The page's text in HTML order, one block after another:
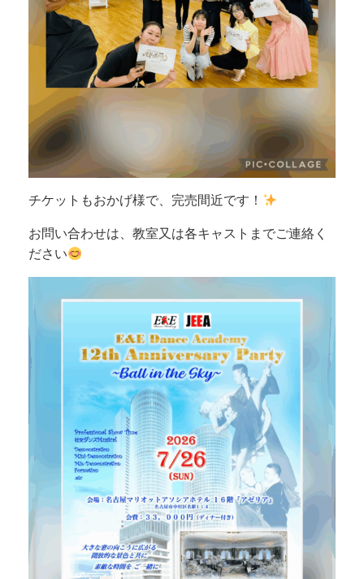
チケットもおかげ様で、完売間近です！
お問い合わせは、教室又は各キャストまでご連絡く
ださい